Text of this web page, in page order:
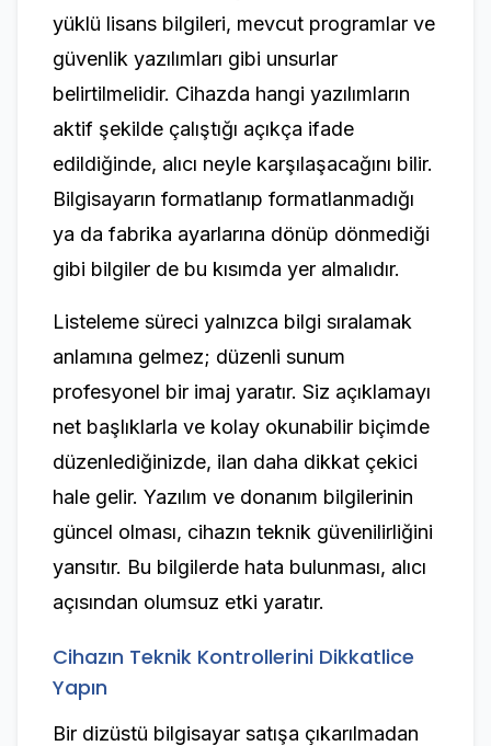
yüklü lisans bilgileri, mevcut programlar ve
güvenlik yazılımları gibi unsurlar
belirtilmelidir. Cihazda hangi yazılımların
aktif şekilde çalıştığı açıkça ifade
edildiğinde, alıcı neyle karşılaşacağını bilir.
Bilgisayarın formatlanıp formatlanmadığı
ya da fabrika ayarlarına dönüp dönmediği
gibi bilgiler de bu kısımda yer almalıdır.
Listeleme süreci yalnızca bilgi sıralamak
anlamına gelmez; düzenli sunum
profesyonel bir imaj yaratır. Siz açıklamayı
net başlıklarla ve kolay okunabilir biçimde
düzenlediğinizde, ilan daha dikkat çekici
hale gelir. Yazılım ve donanım bilgilerinin
güncel olması, cihazın teknik güvenilirliğini
yansıtır. Bu bilgilerde hata bulunması, alıcı
açısından olumsuz etki yaratır.
Cihazın Teknik Kontrollerini Dikkatlice
Yapın
Bir dizüstü bilgisayar satışa çıkarılmadan